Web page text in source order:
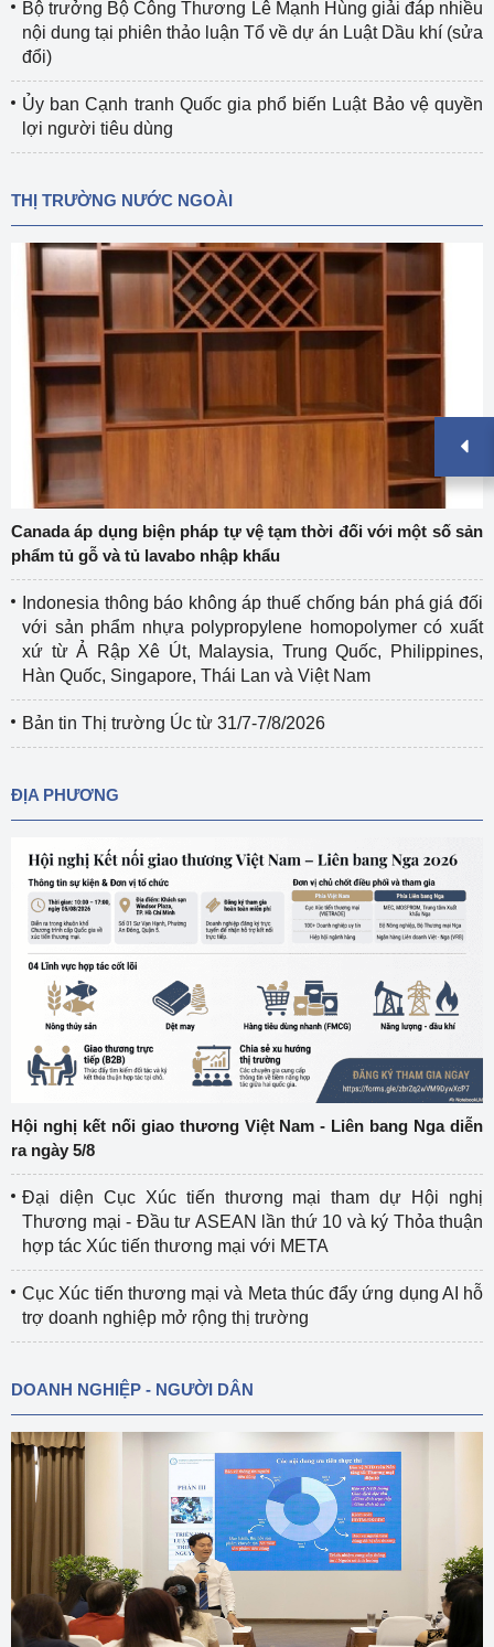
Bộ trưởng Bộ Công Thương Lê Mạnh Hùng giải đáp nhiều
nội dung tại phiên thảo luận Tổ về dự án Luật Dầu khí (sửa
đổi)
Ủy ban Cạnh tranh Quốc gia phổ biến Luật Bảo vệ quyền
lợi người tiêu dùng
THỊ TRƯỜNG NƯỚC NGOÀI
Canada áp dụng biện pháp tự vệ tạm thời đối với một số sản
phẩm tủ gỗ và tủ lavabo nhập khẩu
Indonesia thông báo không áp thuế chống bán phá giá đối
với sản phẩm nhựa polypropylene homopolymer có xuất
xứ từ Ả Rập Xê Út, Malaysia, Trung Quốc, Philippines,
Hàn Quốc, Singapore, Thái Lan và Việt Nam
Bản tin Thị trường Úc từ 31/7-7/8/2026
ĐỊA PHƯƠNG
Hội nghị kết nối giao thương Việt Nam - Liên bang Nga diễn
ra ngày 5/8
Đại diện Cục Xúc tiến thương mại tham dự Hội nghị
Thương mại - Đầu tư ASEAN lần thứ 10 và ký Thỏa thuận
hợp tác Xúc tiến thương mại với META
Cục Xúc tiến thương mại và Meta thúc đẩy ứng dụng AI hỗ
trợ doanh nghiệp mở rộng thị trường
DOANH NGHIỆP - NGƯỜI DÂN